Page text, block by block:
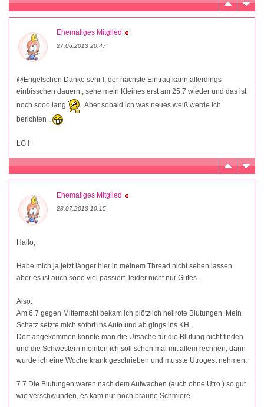
Ehemaliges Mitglied
27.06.2013 20:47
@Engelschen Danke sehr !, der nächste Eintrag kann allerdings
einbisschen dauern , sehe mein Kleines erst am 25.7 wieder und das ist
noch sooo lang
. Aber sobald ich was neues weiß werde ich
berichten .
LG !
Ehemaliges Mitglied
28.07.2013 10:15
Hallo,
Habe mich ja jetzt länger hier in meinem Thread nicht sehen lassen
aber es ist auch sooo viel passiert, leider nicht nur Gutes .
Also:
Am 6.7 gegen Mitternacht bekam ich plötzlich hellrote Blutungen. Mein
Schatz setzte mich sofort ins Auto und ab gings ins KH.
Dort angekommen konnte man die Ursache für die Blutung nicht finden
und die Schwestern meinten ich soll schon mal mit allem rechnen, dann
wurde ich eine Woche krank geschrieben und musste Utrogest nehmen.
7.7 Die Blutungen waren nach dem Aufwachen (auch ohne Utro ) so gut
wie verschwunden, es kam nur noch braune Schmiere.